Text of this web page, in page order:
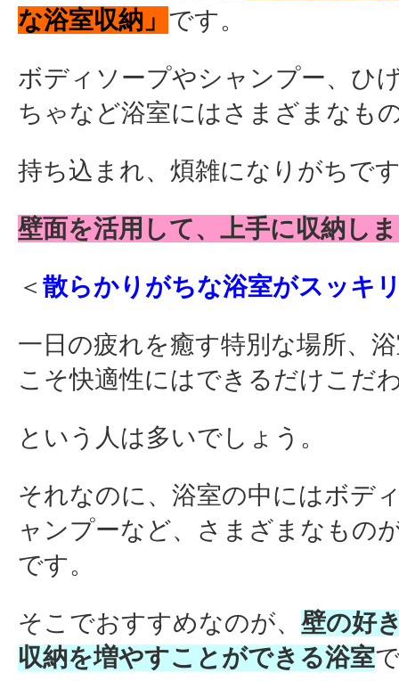
な浴室収納」 です。
ボディソープやシャンプー、ひ
ちゃなど浴室にはさまざまなも
持ち込まれ、煩雑になりがちで
壁面を活用して、上手に収納し
＜ 散らかりがちな浴室がスッキ
一日の疲れを癒す特別な場所、
こそ快適性にはできるだけこだ
という人は多いでしょう。
それなのに、浴室の中にはボデ
ャンプーなど、さまざまなもの
です。
そこでおすすめなのが、 壁の好
収納を増やすことができる浴室